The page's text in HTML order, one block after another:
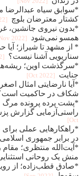
*سوابق سیاه عبدالرضا
کشتار معترضان بلوچ
[2022 Nov]
*بدون نیروی جانشین،
همسو نمی‌شود
[2022 Nov]
* از مشهد تا شیراز؛ آیا
سناریویی آشنا نیست؟
[2022 Oct]
*سرگذشت اوین؛
جنایت
[2022 Oct]
*آیا نارضایتی امثال
شکاف در حاکمیت
*پشت پرده پرونده مرگ
راستی‌آزمایی گزارش
Oct]
*راهکارهایی عملی
در برابر جمهوری اسلامی
*آیت‌الله منتظری؛ مقام
منش یک روحانی
*صادق قطب‌زاده؛ از